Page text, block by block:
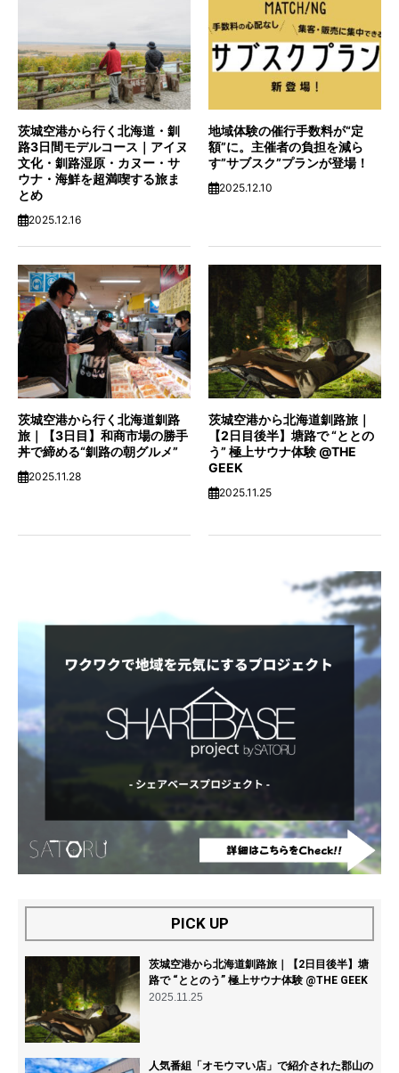
茨城空港から行く北海道・釧
路3日間モデルコース｜アイヌ
文化・釧路湿原・カヌー・サ
ウナ・海鮮を超満喫する旅ま
とめ
2025.12.16
地域体験の催行手数料が“定
額”に。主催者の負担を減ら
す”サブスク”プランが登場！
2025.12.10
茨城空港から行く北海道釧路
旅｜【3日目】和商市場の勝手
丼で締める“釧路の朝グルメ”
2025.11.28
茨城空港から北海道釧路旅｜
【2日目後半】塘路で “ととの
う” 極上サウナ体験 @THE
GEEK
2025.11.25
PICK UP
茨城空港から北海道釧路旅｜【2日目後半】塘
路で “ととのう” 極上サウナ体験 @THE GEEK
2025.11.25
人気番組「オモウマい店」で紹介された郡山の